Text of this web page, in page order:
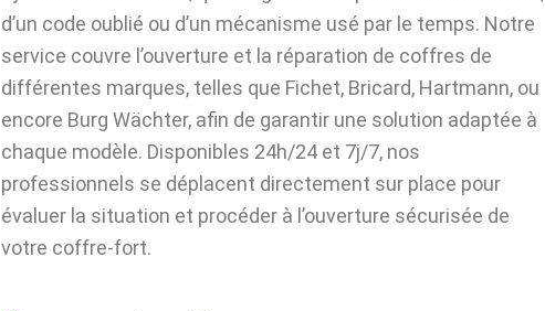
d’un code oublié ou d’un mécanisme usé par le temps. Notre
service couvre l’ouverture et la réparation de coffres de
différentes marques, telles que Fichet, Bricard, Hartmann, ou
encore Burg Wächter, afin de garantir une solution adaptée à
chaque modèle. Disponibles 24h/24 et 7j/7, nos
professionnels se déplacent directement sur place pour
évaluer la situation et procéder à l’ouverture sécurisée de
votre coffre-fort.